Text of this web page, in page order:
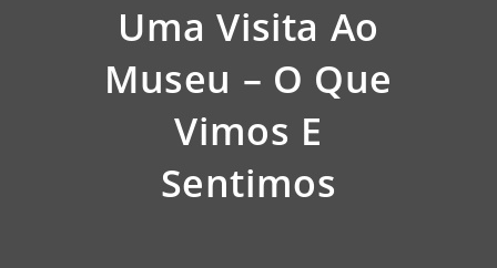
Uma Visita Ao
Museu – O Que
Vimos E
Sentimos